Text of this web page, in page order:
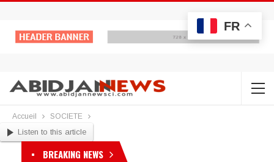
Accueil SOCIETE
Listen to this article
BREAKING NEWS
FR